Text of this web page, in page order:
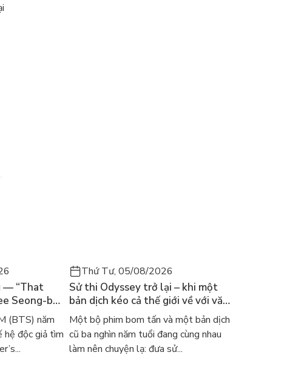
— “That
Seong-bok
4 năm
(BTS) năm
độc giả tìm
Thứ Tư, 05/08/2026
Sử thi Odyssey trở lại – khi một
bản dịch kéo cả thế giới về với văn
học kinh điển
Một bộ phim bom tấn và một bản dịch
cũ ba nghìn năm tuổi đang cùng nhau
làm nên chuyện lạ: đưa sử...